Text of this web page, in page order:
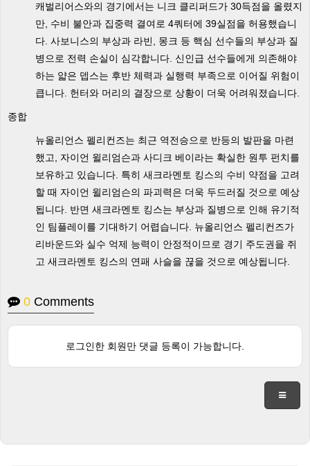
캐벌리어스와의 경기에서는 니크 클리퍼드가 30득점을 올렸지
만, 수비 불안과 집중력 결여로 4쿼터에 39실점을 허용했습니
다. 사보니스의 부상과 라빈, 몽크 등 핵심 선수들의 부상과 질
병으로 전력 손실이 심각합니다. 신인급 선수들에게 의존해야
하는 얇은 뎁스는 후반 체력과 실행력 부족으로 이어질 위험이
큽니다. 헌터와 머리의 결장으로 상황이 더욱 어려워졌습니다.
종합
뉴올리언스 펠리컨즈는 최근 역전승으로 반등의 발판을 마련
했고, 자이언 윌리엄슨과 사디크 베이라는 확실한 원투 펀치를
보유하고 있습니다. 특히 새크라멘토 킹스의 수비 약점을 고려
할 때 자이언 윌리엄슨의 파괴력은 더욱 두드러질 것으로 예상
됩니다. 반면 새크라멘토 킹스는 부상과 질병으로 인해 유기적
인 팀플레이를 기대하기 어렵습니다. 뉴올리언스 펠리컨즈가
리바운드와 실수 억제 능력이 안정적이므로 경기 주도권을 쥐
고 새크라멘토 킹스의 연패 사슬을 끊을 것으로 예상됩니다.
0 Comments
로그인한 회원만 댓글 등록이 가능합니다.